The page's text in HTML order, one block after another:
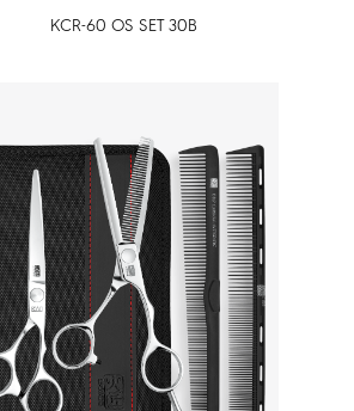
KCR-60 OS SET 30B